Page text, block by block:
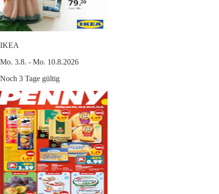
IKEA
Mo. 3.8. - Mo. 10.8.2026
Noch 3 Tage gültig